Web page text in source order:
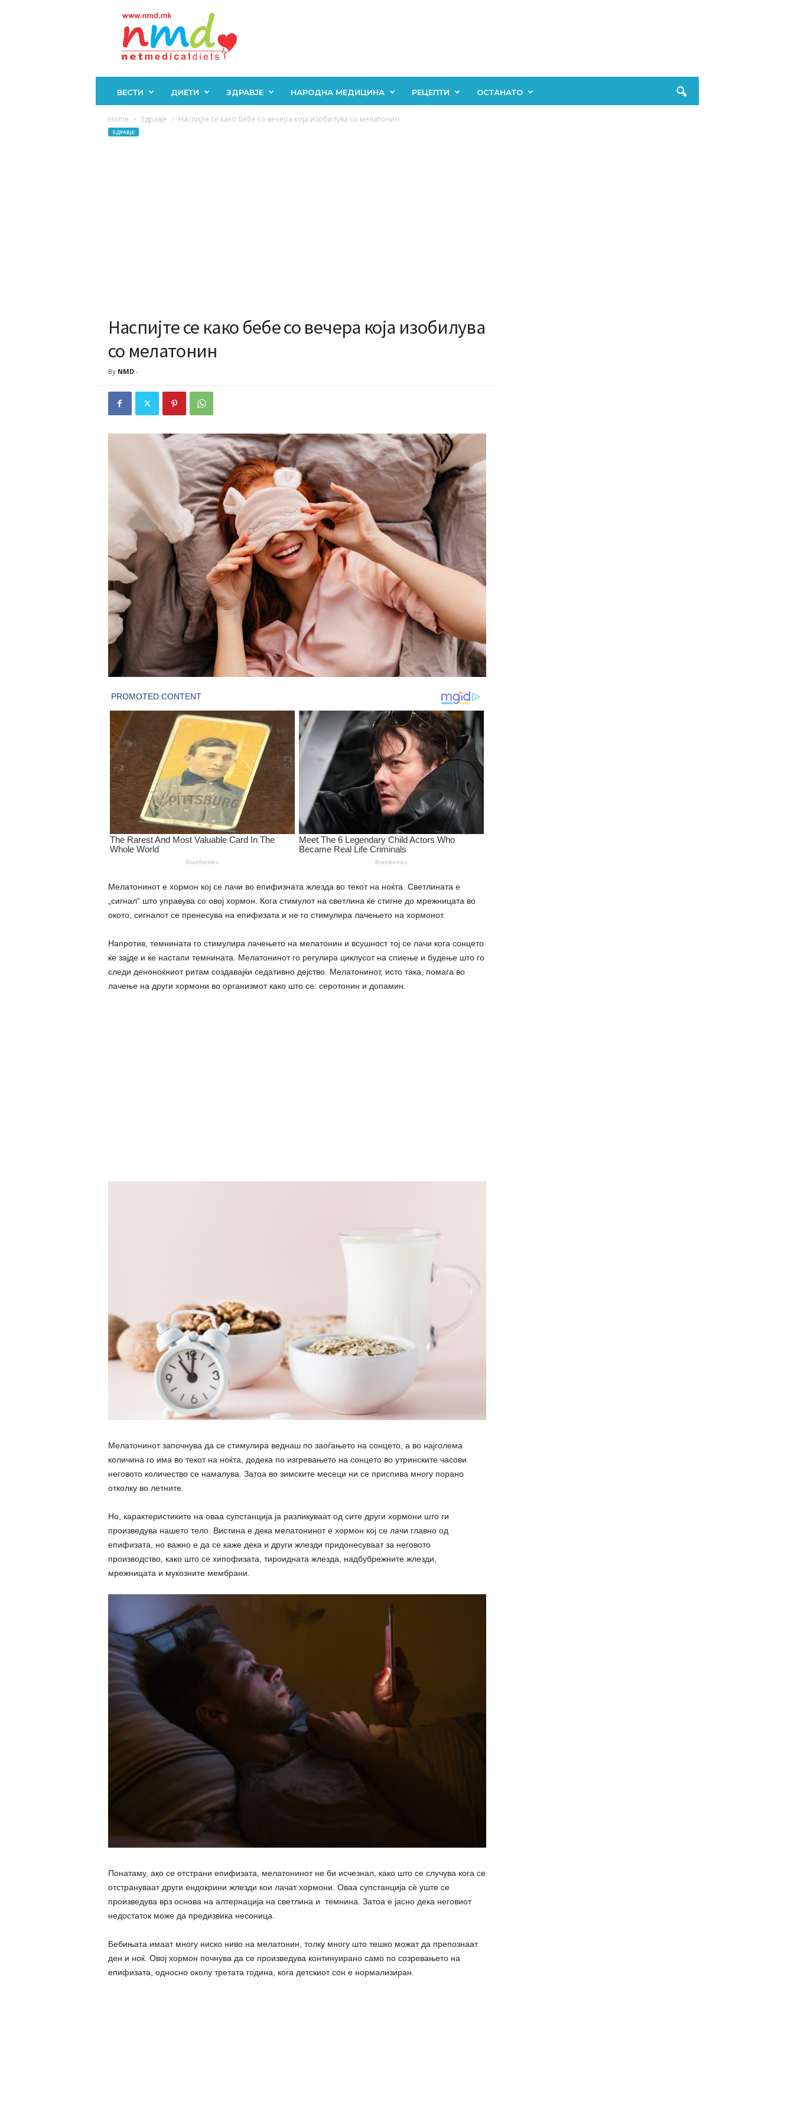
ВЕСТИ ДИЕТИ ЗДРАВЈЕ НАРОДНА МЕДИЦИНА РЕЦЕПТИ ОСТАНАТО
Home Здравје Наспијте се како бебе со вечера која изобилува со мелатонин
ЗДРАВЈЕ
Наспијте се како бебе со вечера која изобилува
со мелатонин
By NMD-
Мелатонинот е хормон кој се лачи во епифизната жлезда во текот на ноќта. Светлината е
„сигнал“ што управува со овој хормон. Кога стимулот на светлина ќе стигне до мрежницата во
окото, сигналот се пренесува на епифизата и не го стимулира лачењето на хормонот.
Напротив, темнината го стимулира лачењето на мелатонин и всушност тој се лачи кога сонцето
ќе зајде и ќе настапи темнината. Мелатонинот го регулира циклусот на спиење и будење што го
следи деноноќниот ритам создавајќи седативно дејство. Мелатонинот, исто така, помага во
лачење на други хормони во организмот како што се: серотонин и допамин.
Мелатонинот започнува да се стимулира веднаш по заоѓањето на сонцето, а во најголема
количина го има во текот на ноќта, додека по изгревањето на сонцето во утринските часови
неговото количество се намалува. Затоа во зимските месеци ни се приспива многу порано
отколку во летните.
Но, карактеристиките на оваа супстанција ја разликуваат од сите други хормони што ги
произведува нашето тело. Вистина е дека мелатонинот е хормон кој се лачи главно од
епифизата, но важно е да се каже дека и други жлезди придонесуваат за неговото
производство, како што се хипофизата, тироидната жлезда, надбубрежните жлезди,
мрежницата и мукозните мембрани.
Понатаму, ако се отстрани епифизата, мелатонинот не би исчезнал, како што се случува кога се
отстрануваат други ендокрини жлезди кои лачат хормони. Оваа супстанција сè уште се
произведува врз основа на алтернација на светлина и темнина. Затоа е јасно дека неговиот
недостаток може да предизвика несоница.
Бебињата имаат многу ниско ниво на мелатонин, толку многу што тешко можат да препознаат
ден и ноќ. Овој хормон почнува да се произведува континуирано само по созревањето на
епифизата, односно околу третата година, кога детскиот сон е нормализиран.